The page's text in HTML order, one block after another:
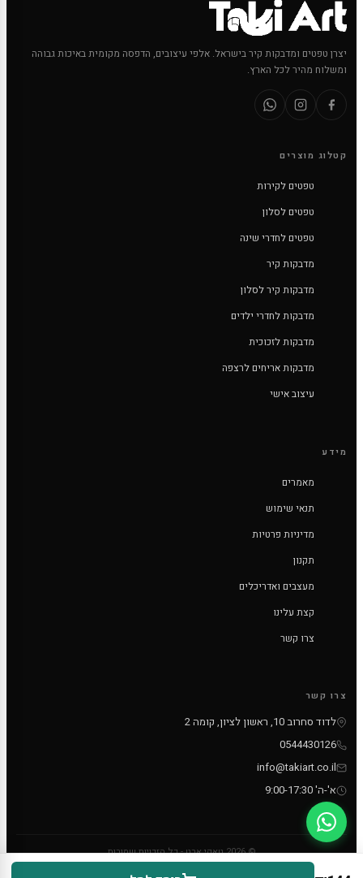
יצרן טפטים ומדבקות קיר בישראל. אלפי עיצובים, הדפסה מקומית באיכות גבוהה
ומשלוח מהיר לכל הארץ.
קטלוג מוצרים
טפטים לקירות
טפטים לסלון
טפטים לחדרי שינה
מדבקות קיר
מדבקות קיר לסלון
מדבקות לחדרי ילדים
מדבקות לזכוכית
מדבקות אריחים לרצפה
עיצוב אישי
מידע
מאמרים
תנאי שימוש
מדיניות פרטיות
תקנון
מעצבים ואדריכלים
קצת עלינו
צרו קשר
צרו קשר
לדוד סחרוב 10, ראשון לציון, קומה 2
0544430126
info@takiart.co.il
א'-ה' 9:00-17:30
© 2026 טאקי ארט - כל הזכויות שמורות